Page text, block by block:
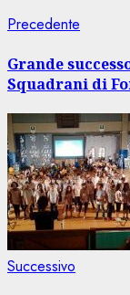
Navigazione
articolo
Precedente
Grande
Squadrani di
Successivo